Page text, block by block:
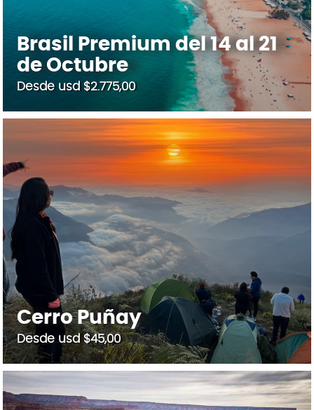
Brasil Premium del 14 al 21
de Octubre
Desde usd $2.775,00
Cerro Puñay
Desde usd $45,00